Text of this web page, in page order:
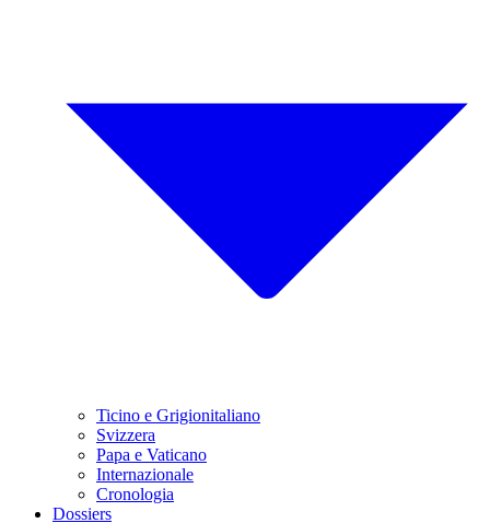
Ticino e Grigionitaliano
Svizzera
Papa e Vaticano
Internazionale
Cronologia
Dossiers